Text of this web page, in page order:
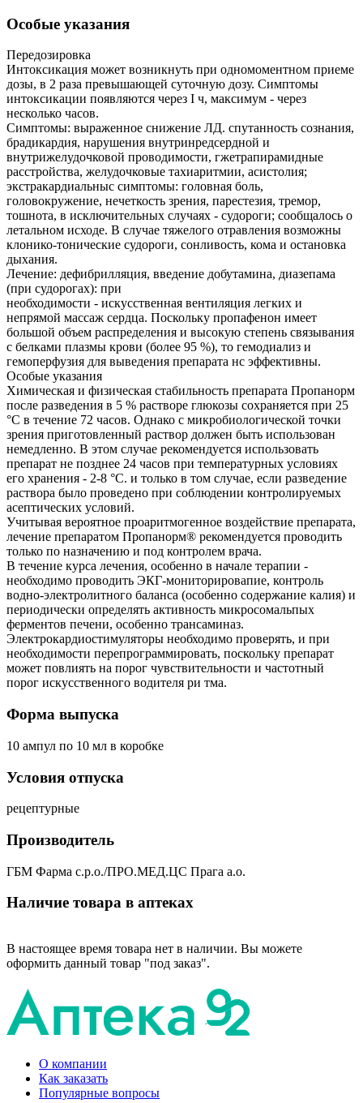
Особые указания
Передозировка
Интоксикация может возникнуть при одномоментном приеме
дозы, в 2 раза превышающей суточную дозу. Симптомы
интоксикации появляются через I ч, максимум - через
несколько часов.
Симптомы: выраженное снижение ЛД. спутанность сознания,
брадикардия, нарушения внутринредсердной и
внутрижелудочковой проводимости, гжетрапирамидные
расстройства, желудочковые тахиаритмии, асистолия;
экстракардиальныс симптомы: головная боль,
головокружение, нечеткость зрения, парестезия, тремор,
тошнота, в исключительных случаях - судороги; сообщалось о
летальном исходе. В случае тяжелого отравления возможны
клонико-тонические судороги, сонливость, кома и остановка
дыхания.
Лечение: дефибрилляция, введение добутамина, диазепама
(при судорогах): при
необходимости - искусственная вентиляция легких и
непрямой массаж сердца. Поскольку пропафенон имеет
большой объем распределения и высокую степень связывания
с белками плазмы крови (более 95 %), то гемодиализ и
гемоперфузия для выведения препарата нс эффективны.
Особые указания
Химическая и физическая стабильность препарата Пропанорм
после разведения в 5 % растворе глюкозы сохраняется при 25
°С в течение 72 часов. Однако с микробиологической точки
зрения приготовленный раствор должен быть использован
немедленно. В этом случае рекомендуется использовать
препарат не позднее 24 часов при температурных условиях
его хранения - 2-8 °С. и только в том случае, если разведение
раствора было проведено при соблюдении контролируемых
асептических условий.
Учитывая вероятное проаритмогенное воздействие препарата,
лечение препаратом Пропанорм® рекомендуется проводить
только по назначению и под контролем врача.
В течение курса лечения, особенно в начале терапии -
необходимо проводить ЭКГ-мониторировапие, контроль
водно-электролитного баланса (особенно содержание калия) и
периодически определять активность микросомальпых
ферментов печени, особенно трансаминаз.
Электрокардиостимуляторы необходимо проверять, и при
необходимости перепрограммировать, поскольку препарат
может повлиять на порог чувствительности и частотный
порог искусственного водителя ри тма.
Форма выпуска
10 ампул по 10 мл в коробке
Условия отпуска
рецептурные
Производитель
ГБМ Фарма с.р.о./ПРО.МЕД.ЦС Прага а.о.
Наличие товара в аптеках
В настоящее время товара нет в наличии. Вы можете
оформить данный товар "под заказ".
О компании
Как заказать
Популярные вопросы